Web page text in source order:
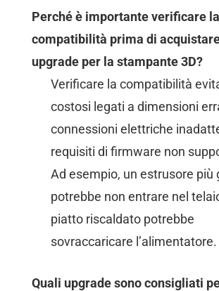
Perché è importante verificare la
compatibilità prima di
upgrade per la stampante 3D?
Verificare la compatibilità
costosi legati a dimensioni
connessioni elettriche
requisiti di firmware non
Ad esempio, un estrusore più
potrebbe non entrare nel
piatto riscaldato potrebbe
sovraccaricare l’alimentatore.
Quali upgrade sono consigliati